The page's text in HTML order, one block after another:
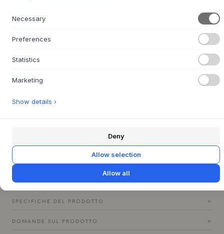
di semplicità scandinava, disegnata dal team di design di
che le conferiscono un'espressione moderna ed elegante.
dedizione alla vera artigianeria e all'estetica senza
La panca è progettata per adattarsi a molti ambienti, sia
splendidamente da sola, oppure usatela come un'elegante
aggiunta a un tavolo da pranzo in giardino. All'interno, la
panca Senza può creare un'atmosfera accogliente
nell'ingresso o come una discreta seduta in soggiorno.
SPECIFICHE DEL PRODOTTO +
DOMANDE SUL PRODOTTO +
Necessary
Preferences
Statistics
Marketing
Show details ›
Deny
Allow selection
Allow all